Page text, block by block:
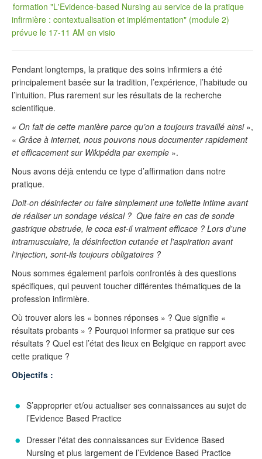
formation "L'Evidence-based Nursing au service de la pratique
infirmière : contextualisation et implémentation" (module 2)
prévue le 17-11 AM en visio
Pendant longtemps, la pratique des soins infirmiers a été
principalement basée sur la tradition, l’expérience, l’habitude ou
l’intuition. Plus rarement sur les résultats de la recherche
scientifique.
« On fait de cette manière parce qu’on a toujours travaillé ainsi»,
« Grâce à internet, nous pouvons nous documenter rapidement
et efficacement sur Wikipédia par exemple ».
Nous avons déjà entendu ce type d’affirmation dans notre
pratique.
Doit-on désinfecter ou faire simplement une toilette intime avant
de réaliser un sondage vésical ? Que faire en cas de sonde
gastrique obstruée, le coca est-il vraiment efficace ? Lors d'une
intramusculaire, la désinfection cutanée et l'aspiration avant
l'injection, sont-ils toujours obligatoires ?
Nous sommes également parfois confrontés à des questions
spécifiques, qui peuvent toucher différentes thématiques de la
profession infirmière.
Où trouver alors les « bonnes réponses » ? Que signifie «
résultats probants » ? Pourquoi informer sa pratique sur ces
résultats ? Quel est l’état des lieux en Belgique en rapport avec
cette pratique ?
Objectifs :
S’approprier et/ou actualiser ses connaissances au sujet de
l’Evidence Based Practice
Dresser l'état des connaissances sur Evidence Based
Nursing et plus largement de l’Evidence Based Practice